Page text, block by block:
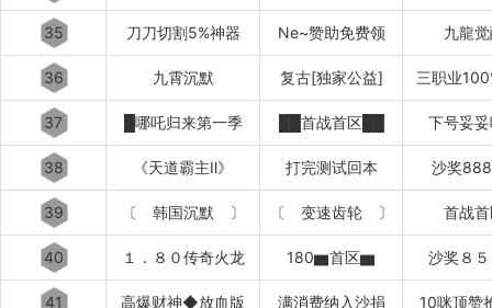
35 刀刀切割5%神器 Ne~赞助免费领 九龍
36 九霄沉默 复古[独家公益] 三职业
37 █哪吒归来第一季 ██首战首区██ 下号妥
38 《天道霸主Ⅱ》 打完测试回本 沙奖
39 〔 韩国沉默 〕 〔 变速齿轮 〕 首战
40 １．８０传奇火龙 180▆首区▆ 沙奖８
41 高爆财神◆放血版 满消费纳入沙捐 10咪顶赞